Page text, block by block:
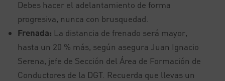
Debes hacer el adelantamiento de forma
progresiva, nunca con brusquedad.
Frenada: La distancia de frenado será mayor,
hasta un 20 % más, según asegura Juan Ignacio
Serena, jefe de Sección del Área de Formación de
Conductores de la DGT. Recuerda que llevas un